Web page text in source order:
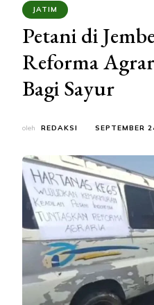
JATIM
Petani di
Reforma
Bagi Sayur
oleh REDAKSI SEPTEMBER